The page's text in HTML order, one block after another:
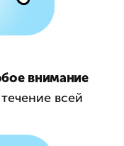
внимание
всей